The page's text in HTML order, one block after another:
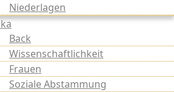
Niederlagen
Back
Wissenschaftlichkeit
Frauen
Soziale Abstammung